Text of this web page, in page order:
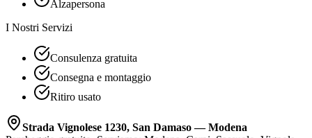
Alzapersona
I Nostri Servizi
Consulenza gratuita
Consegna e montaggio
Ritiro usato
Strada Vignolese 1230, San Damaso — Modena